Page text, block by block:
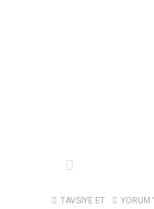
TAVSİYE ET YORUM